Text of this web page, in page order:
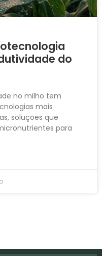
do
no milho tem
mais
soluções que
para